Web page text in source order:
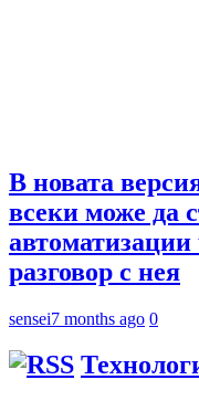
В новата
всеки може да
автоматизации
разговор с нея
sensei7 months ago 0